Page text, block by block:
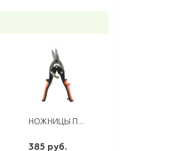
НОЖНИЦЫ ПО МЕТАЛЛУ 250ММ ,ЛЕВЫЙ РЕЗ,ДВУХКОМПОН. РУКОЯТКИ
385 руб.